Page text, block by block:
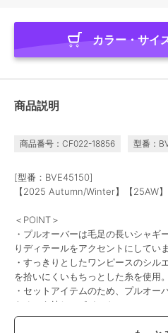
カラー・サイ
商品説明
商品番号：CF022-18856 型番：
[型番：BVE45150]
【2025 Autumn/Winter】【25AW】
＜POINT＞
・プルオーバーは毛足の長いシャギ
りディテールをアクセントにしていま
・すっきりとしたワンピースのシル
を拾いにくいもちっとした糸を使用。
・セットアイテムのため、プルオー
きるのも嬉しいポイント。